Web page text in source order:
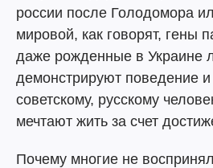
россии после Голодомора
мировой, как говорят, гены
даже рожденные в Украине
демонстрируют поведение
советскому, русскому
мечтают жить за счет
Почему многие не